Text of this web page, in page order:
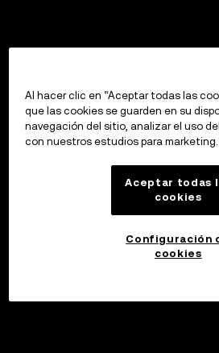
Al hacer clic en “Aceptar todas las
que las cookies se guarden en su
navegación del sitio, analizar el uso
con nuestros estudios para marketing.
Aceptar todas
cookies
Configuración
cookies